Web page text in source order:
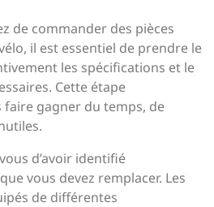
de commander des pièces
il est essentiel de prendre le
les spécifications et le
Cette étape
gagner du temps, de
d’avoir identifié
vous devez remplacer. Les
de différentes